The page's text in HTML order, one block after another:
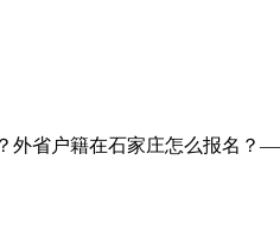
外省户籍在石家庄怎么报名